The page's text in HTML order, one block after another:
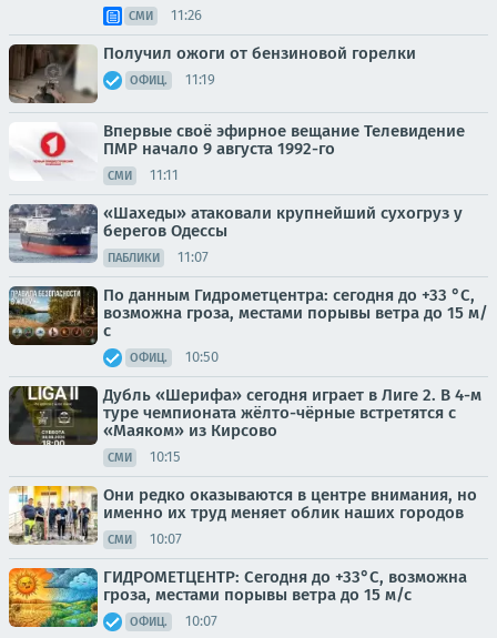
СМИ 11:26
Получил ожоги от бензиновой горелки
ОФИЦ. 11:19
Впервые своё эфирное вещание Телевидение
ПМР начало 9 августа 1992-го
СМИ 11:11
«Шахеды» атаковали крупнейший сухогруз у
берегов Одессы
ПАБЛИКИ 11:07
По данным Гидрометцентра: сегодня до +33 °C,
возможна гроза, местами порывы ветра до 15 м/
с
ОФИЦ. 10:50
Дубль «Шерифа» сегодня играет в Лиге 2. В 4-м
туре чемпионата жёлто-чёрные встретятся с
«Маяком» из Кирсово
СМИ 10:15
Они редко оказываются в центре внимания, но
именно их труд меняет облик наших городов
СМИ 10:07
ГИДРОМЕТЦЕНТР: Сегодня до +33°С, возможна
гроза, местами порывы ветра до 15 м/с
ОФИЦ. 10:07